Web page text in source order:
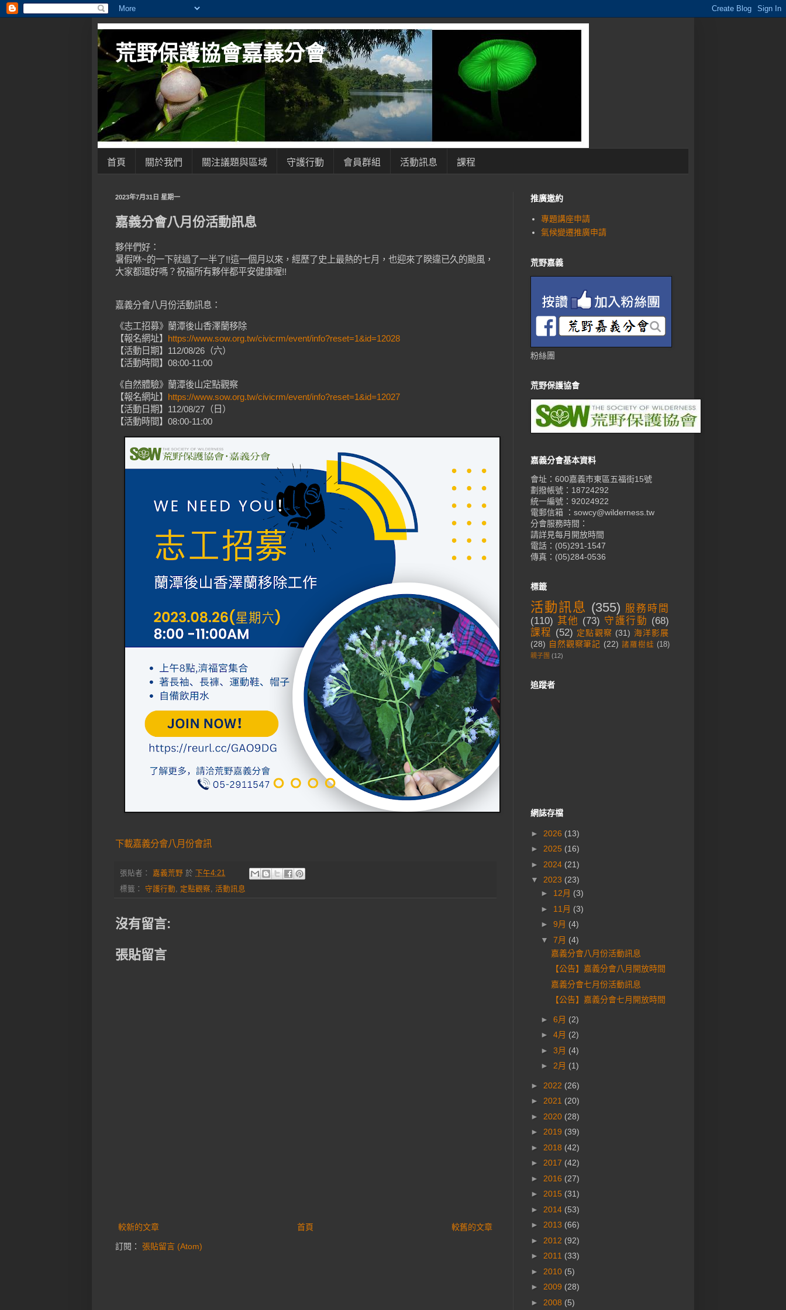
荒野保護協會嘉義分會
首頁 關於我們 關注議題與區域 守護行動 會員群組 活動訊息 課程
2023年7月31日 星期一
嘉義分會八月份活動訊息
夥伴們好：
暑假咻~的一下就過了一半了!!這一個月以來，經歷了史上最熱的七月，也迎來了睽違已久的颱風，
大家都還好嗎？祝福所有夥伴都平安健康喔!!
嘉義分會八月份活動訊息：
《志工招募》蘭潭後山香澤蘭移除
【報名網址】 https://www.sow.org.tw/civicrm/event/info?reset=1&id=12028
【活動日期】112/08/26（六）
【活動時間】08:00-11:00
《自然體驗》蘭潭後山定點觀察
【報名網址】 https://www.sow.org.tw/civicrm/event/info?reset=1&id=12027
【活動日期】112/08/27（日）
【活動時間】08:00-11:00
下載嘉義分會八月份會訊
張貼者： 嘉義荒野 於
下午4:21
標籤： 守護行動, 定點觀察, 活動訊息
沒有留言:
張貼留言
較新的文章 較舊的文章
首頁
訂閱： 張貼留言 (Atom)
推廣邀約
專題講座申請
氣候變遷推廣申請
荒野嘉義
粉絲團
荒野保護協會
嘉義分會基本資料
會址：600嘉義市東區五福街15號
劃撥帳號：18724292
統一編號：92024922
電郵信箱 ：sowcy@wilderness.tw
分會服務時間：
請詳見每月開放時間
電話：(05)291-1547
傳真：(05)284-0536
標籤
活動訊息 (355) 服務時間
(110) 其他 (73) 守護行動 (68)
課程 (52) 定點觀察 (31) 海洋影展
(28) 自然觀察筆記 (22) 諸羅樹蛙 (18)
親子團 (12)
追蹤者
網誌存檔
► 2026 (13)
► 2025 (16)
► 2024 (21)
▼ 2023 (23)
► 12月 (3)
► 11月 (3)
► 9月 (4)
▼ 7月 (4)
嘉義分會八月份活動訊息
【公告】嘉義分會八月開放時間
嘉義分會七月份活動訊息
【公告】嘉義分會七月開放時間
► 6月 (2)
► 4月 (2)
► 3月 (4)
► 2月 (1)
► 2022 (26)
► 2021 (20)
► 2020 (28)
► 2019 (39)
► 2018 (42)
► 2017 (42)
► 2016 (27)
► 2015 (31)
► 2014 (53)
► 2013 (66)
► 2012 (92)
► 2011 (33)
► 2010 (5)
► 2009 (28)
► 2008 (5)